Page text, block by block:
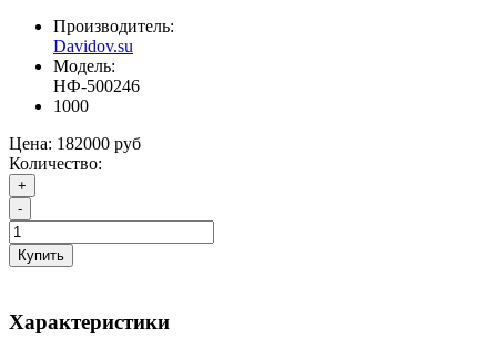
Производитель:
Davidov.su
Модель:
НФ-500246
1000
Цена: 182000 руб
Количество:
+
-
Купить
Характеристики